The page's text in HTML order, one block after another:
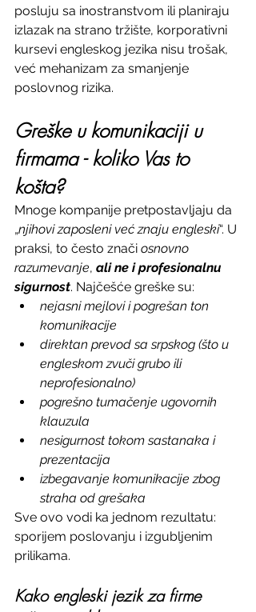
posluju sa inostranstvom ili planiraju
izlazak na strano tržište, korporativni
kursevi engleskog jezika nisu trošak,
već mehanizam za smanjenje
poslovnog rizika.
Greške u komunikaciji u
firmama - koliko Vas to
košta?
Mnoge kompanije pretpostavljaju da
„njihovi zaposleni već znaju engleski“. U
praksi, to često znači osnovno
razumevanje, ali ne i profesionalnu
sigurnost. Najčešće greške su:
nejasni mejlovi i pogrešan ton
komunikacije
direktan prevod sa srpskog (što u
engleskom zvuči grubo ili
neprofesionalno)
pogrešno tumačenje ugovornih
klauzula
nesigurnost tokom sastanaka i
prezentacija
izbegavanje komunikacije zbog
straha od grešaka
Sve ovo vodi ka jednom rezultatu:
sporijem poslovanju i izgubljenim
prilikama.
Kako engleski jezik za firme